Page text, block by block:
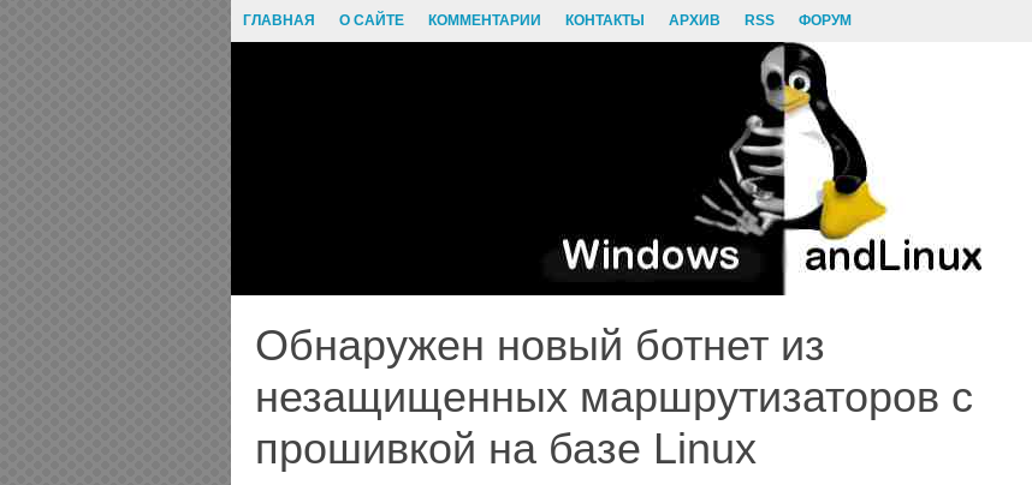
ГЛАВНАЯ О САЙТЕ КОММЕНТАРИИ КОНТАКТЫ АРХИВ RSS ФОРУМ
Обнаружен новый ботнет из
незащищенных маршрутизаторов с
прошивкой на базе Linux